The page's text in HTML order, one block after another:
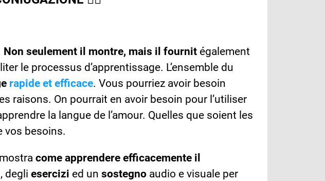
Non seulement il montre, mais il fournitégalement
le processus d’apprentissage. L’ensemble du
rapide et efficace. Vous pourriez avoir besoin
raisons. On pourrait en avoir besoin pour l’utiliser
la langue de l’amour. Quelles que soient les
vos besoins.
come apprendere efficacemente il
, degli esercizi ed un sostegno audio e visuale per